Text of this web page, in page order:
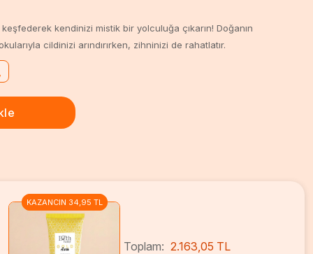
kendinizi mistik bir yolculuğa çıkarın! Doğanın
cildinizi arındırırken, zihninizi de rahatlatır.
KAZANCIN 34,95 TL
Toplam: 2.163,05 TL